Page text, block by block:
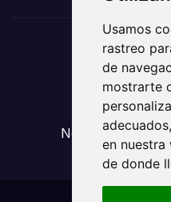
Usamos
rastreo
de
mostrarte
en
de donde
El
Noticias sobre